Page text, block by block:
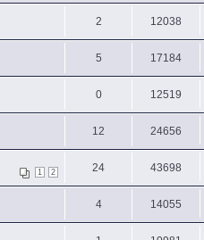
2 12038
5 17184
0 12519
12 24656
1 2 24 43698
4 14055